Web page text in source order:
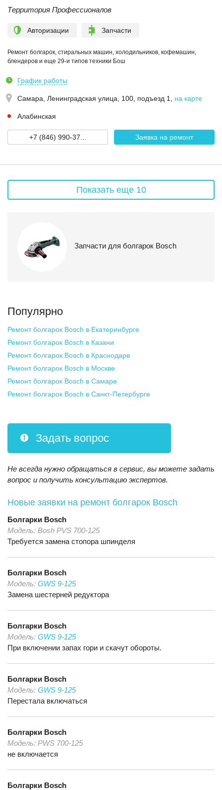
Территория Профессионалов
Авторизации Запчасти
Ремонт болгарок, стиральных машин, холодильников, кофемашин,
блендеров и еще 29-и типов техники Бош
График работы
Самара, Ленинградская улица, 100, подъезд 1 на карте
Алабинская
+7 (846) 990-37... Заявка на ремонт
Показать еще 10
Запчасти для болгарок Bosch
Популярно
Ремонт болгарок Bosch в Екатеринбурге
Ремонт болгарок Bosch в Казани
Ремонт болгарок Bosch в Краснодаре
Ремонт болгарок Bosch в Москве
Ремонт болгарок Bosch в Самаре
Ремонт болгарок Bosch в Санкт-Петербурге
Задать вопрос
Не всегда нужно обращаться в сервис, вы можете задать
вопрос и получить консультацию экспертов.
Новые заявки на ремонт болгарок Bosch
Болгарки Bosch
Модель: Bosh PVS 700-125
Требуется замена стопора шпинделя
Болгарки Bosch
Модель: GWS 9-125
Замена шестерней редуктора
Болгарки Bosch
Модель: GWS 9-125
При включении запах гори и скачут обороты.
Болгарки Bosch
Модель: GWS 9-125
Перестала включаться
Болгарки Bosch
Модель: PWS 700-125
не включается
Болгарки Bosch